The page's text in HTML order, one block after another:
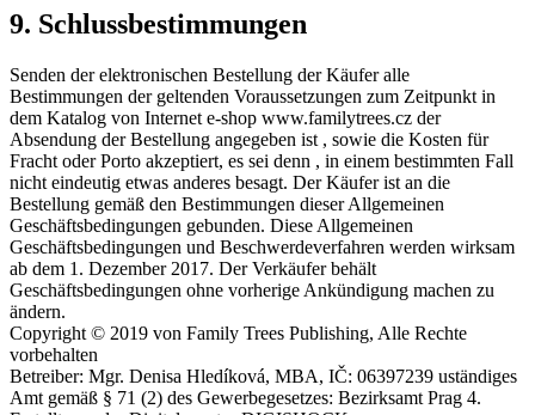
9. Schlussbestimmungen
Senden der elektronischen Bestellung der Käufer alle
Bestimmungen der geltenden Voraussetzungen zum Zeitpunkt in
dem Katalog von Internet e-shop www.familytrees.cz der
Absendung der Bestellung angegeben ist , sowie die Kosten für
Fracht oder Porto akzeptiert, es sei denn , in einem bestimmten Fall
nicht eindeutig etwas anderes besagt. Der Käufer ist an die
Bestellung gemäß den Bestimmungen dieser Allgemeinen
Geschäftsbedingungen gebunden. Diese Allgemeinen
Geschäftsbedingungen und Beschwerdeverfahren werden wirksam
ab dem 1. Dezember 2017. Der Verkäufer behält
Geschäftsbedingungen ohne vorherige Ankündigung machen zu
ändern.
Copyright © 2019 von Family Trees Publishing, Alle Rechte
vorbehalten
Betreiber: Mgr. Denisa Hledíková, MBA, IČ: 06397239 uständiges
Amt gemäß § 71 (2) des Gewerbegesetzes: Bezirksamt Prag 4.